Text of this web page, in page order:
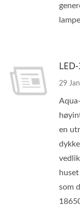
29
en
som